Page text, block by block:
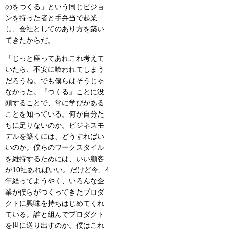
のをつくる」という同じビジョ
ンを持った者と手弁当で起業
し、会社としてのあり方を築い
てきたからだ。
「じっと座ってあれこれ考えて
いたら、不安に喰われてしまう
だろうね。でも僕らはそうじゃ
なかった。『つくる』ことに没
頭することで、常に学びがある
ことを知っている。何が自分た
ちに足りないのか。ビジネスモ
デルを築くには、どうすればい
いのか。僕らのワークスタイル
を維持するためには、いい顧客
が10社あればいい。だけど今、4
年経ってようやく、いろんな企
業が僕らがつくってきたプロダ
クトに興味を持ちはじめてくれ
ている。誰と組んでプロダクト
を世に送り出すのか。僕はこれ